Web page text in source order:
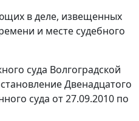
в деле, извещенных
и месте судебного
суда Волгоградской
Двенадцатого
суда от 27.09.2010 по